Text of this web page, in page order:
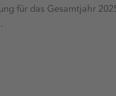
für das Gesamtjahr